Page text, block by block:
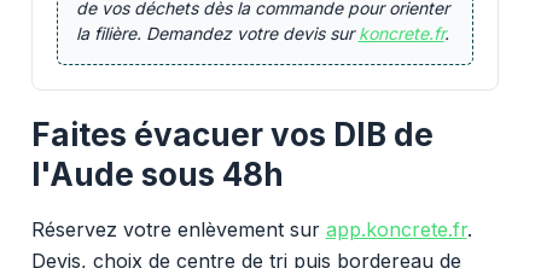
de vos déchets dès la commande pour orienter
la filière. Demandez votre devis surkoncrete.fr.
Faites évacuer vos DIB de
l'Aude sous 48h
Réservez votre enlèvement sur app.koncrete.fr.
Devis, choix de centre de tri puis bordereau de